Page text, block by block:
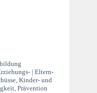
| Eltern-
,Kinder- und
, Prävention